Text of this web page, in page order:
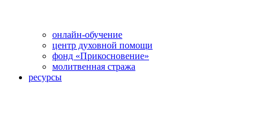
онлайн-обучение
центр духовной помощи
фонд «Прикосновение»
молитвенная стража
ресурсы